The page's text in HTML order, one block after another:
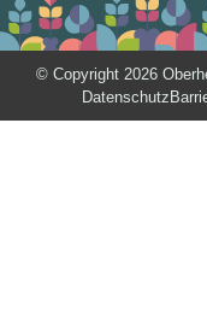
© Copyright 2026
Datenschutz